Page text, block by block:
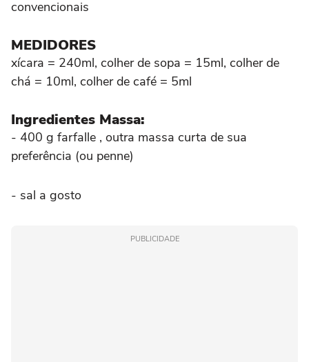
convencionais
MEDIDORES
xícara = 240ml, colher de sopa = 15ml, colher de
chá = 10ml, colher de café = 5ml
Ingredientes Massa:
- 400 g farfalle , outra massa curta de sua
preferência (ou penne)
- sal a gosto
PUBLICIDADE